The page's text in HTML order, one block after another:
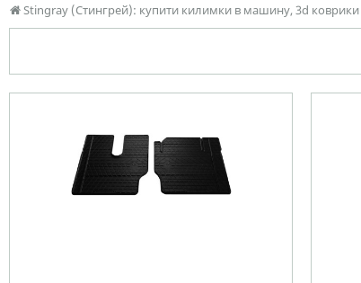
Stingray (Стингрей): купити килимки в машину, 3d коврики